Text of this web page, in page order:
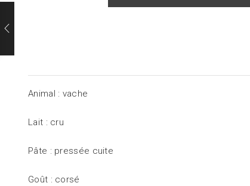
Animal : vache
Lait : cru
Pâte : pressée cuite
Goût : corsé